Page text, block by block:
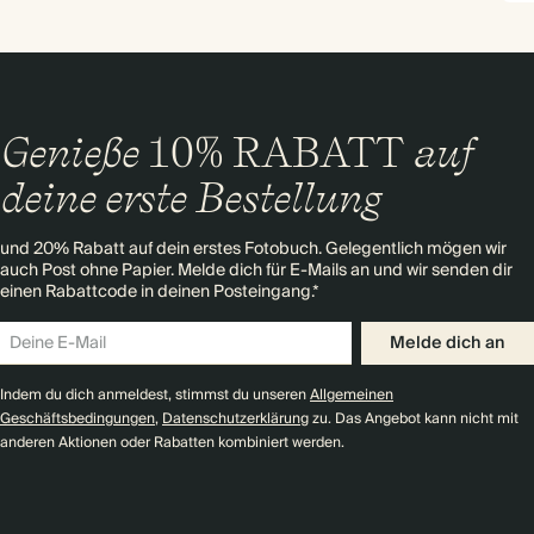
Genieße 10% RABATT auf
deine erste Bestellung
und 20% Rabatt auf dein erstes Fotobuch. Gelegentlich mögen wir
auch Post ohne Papier. Melde dich für E-Mails an und wir senden dir
einen Rabattcode in deinen Posteingang.*
Melde dich an
Indem du dich anmeldest, stimmst du unserenAllgemeinen
Geschäftsbedingungen,Datenschutzerklärungzu. Das Angebot kann nicht mit
anderen Aktionen oder Rabatten kombiniert werden.